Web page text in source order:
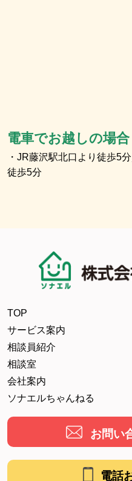
電車でお越しの場合
・JR藤沢駅北口より徒歩5
徒歩5分
TOP
サービス案内
相談員紹介
相談室
会社案内
ソナエルちゃんねる
お問い
電話